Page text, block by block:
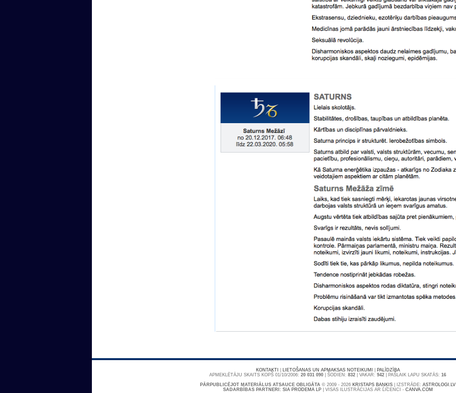
KONTAKTI LIETOŠANAS UN APMAKSAS NOTEIKUMI
PALĪDZĪBA
APMEKLĒTĀJU SKAITS KOPŠ 01/10/2006: 20 031 090 | ŠODIEN: 832 | VAKAR: 942 | PAŠLAIK LAPU SKATĀS: 16
PĀRPUBLICĒJOT MATERIĀLUS ATSAUCE OBLIGĀTA © 2009 - 2026 KRISTAPS BAŅĶIS IZSTRĀDE: ASTROLOGI.LV
SADARBĪBAS PARTNERI: SIA PRODEMA LP| VISAS ILUSTRĀCIJAS AR LICENCI - CANVA.COM